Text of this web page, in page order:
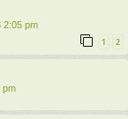
2:05 pm
1 2
pm